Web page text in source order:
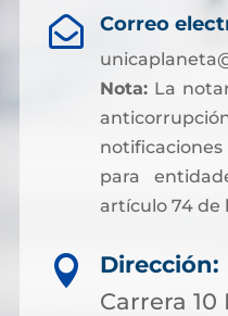
 Correo
Nota:La
para
artículo 74 de

Dirección:
Carrera 10